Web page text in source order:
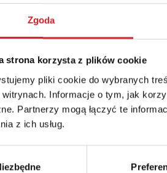
Zgoda
strona korzysta z plików cookie
pliki cookie do wybranych
Informacje o tym, jak
Partnerzy mogą łączyć te
z ich usług.
35.93zł + 23% VAT